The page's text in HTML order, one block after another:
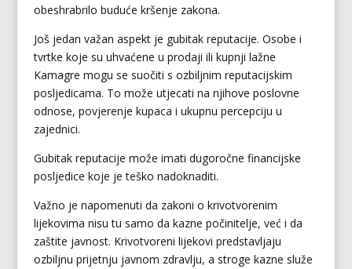
obeshrabrilo buduće kršenje zakona.
Još jedan važan aspekt je gubitak reputacije. Osobe i
tvrtke koje su uhvaćene u prodaji ili kupnji lažne
Kamagre mogu se suočiti s ozbiljnim reputacijskim
posljedicama. To može utjecati na njihove poslovne
odnose, povjerenje kupaca i ukupnu percepciju u
zajednici.
Gubitak reputacije može imati dugoročne financijske
posljedice koje je teško nadoknaditi.
Važno je napomenuti da zakoni o krivotvorenim
lijekovima nisu tu samo da kazne počinitelje, već i da
zaštite javnost. Krivotvoreni lijekovi predstavljaju
ozbiljnu prijetnju javnom zdravlju, a stroge kazne služe